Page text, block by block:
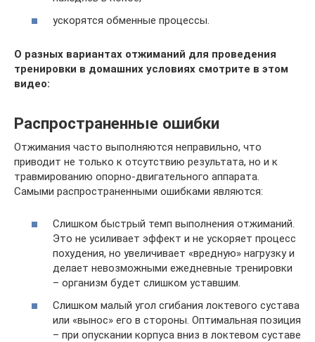
ускорятся обменные процессы.
О разных вариантах отжиманий для проведения
тренировки в домашних условиях смотрите в этом
видео:
Распространенные ошибки
Отжимания часто выполняются неправильно, что
приводит не только к отсутствию результата, но и к
травмированию опорно-двигательного аппарата.
Самыми распространенными ошибками являются:
Слишком быстрый темп выполнения отжиманий.
Это не усиливает эффект и не ускоряет процесс
похудения, но увеличивает «вредную» нагрузку и
делает невозможными ежедневные тренировки
– организм будет слишком уставшим.
Слишком малый угол сгибания локтевого сустава
или «вынос» его в стороны. Оптимальная позиция
– при опускании корпуса вниз в локтевом суставе